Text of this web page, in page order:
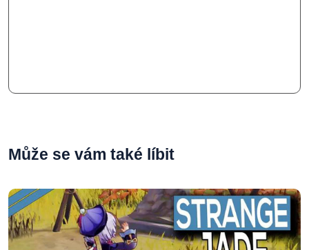
Může se vám také líbit